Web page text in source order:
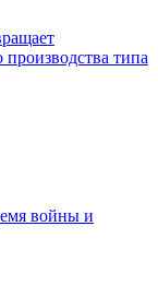
типа
войны и